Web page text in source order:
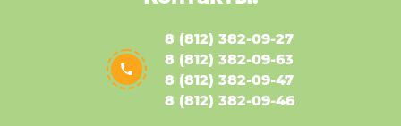
8 (812) 382-09-27
8 (812) 382-09-63
8 (812) 382-09-47
8 (812) 382-09-46